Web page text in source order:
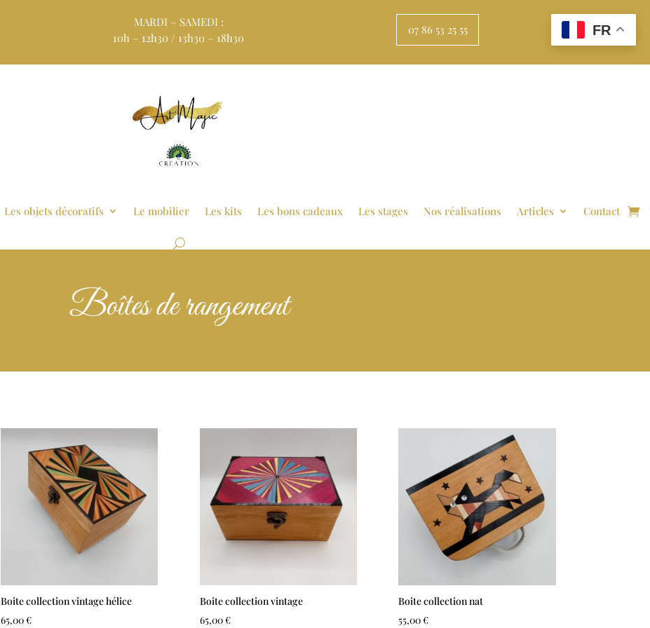
MARDI – SAMEDI :
10h – 12h30 / 13h30 – 18h30
07 86 53 25 55
Les objets décoratifs Le mobilier Les kits Les bons cadeaux Les stages Nos réalisations Articles Contact
Boîtes de rangement
Boite collection vintage hélice
65,00€
Boite collection vintage
65,00€
Boite collection nat
55,00€
FR